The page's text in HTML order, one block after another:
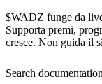
$WADZ funge da
Supporta premi,
cresce. Non guida il
Search documentation